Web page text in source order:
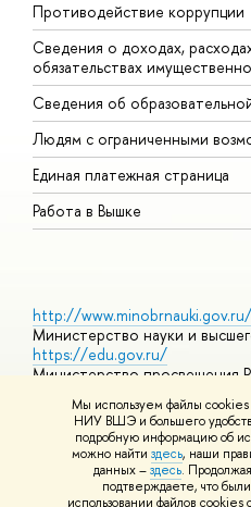
Мы используем файлы cookies
НИУ ВШЭ и большего
подробную информацию об
можно найти здесь, наши
данных –здесь.
подтверждаете, что
использовании файлов
Противодействие коррупции
Сведения о доходах,
обязательствах
Сведения об
Людям с ограниченными
Единая платежная страница
Работа в Вышке
http://www.minobrnauki.gov.ru/
Министерство науки и
https://edu.gov.ru/
Министерство просвещения
https://elearning.hse.ru/mooc
Массовые открытые онлайн-
© НИУ ВШЭ 1993–2026 Адреса и
использования материалов